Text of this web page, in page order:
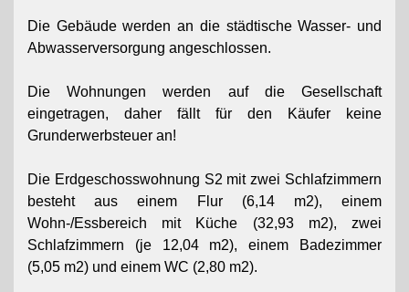
Die Gebäude werden an die städtische Wasser- und
Abwasserversorgung angeschlossen.
Die Wohnungen werden auf die Gesellschaft
eingetragen, daher fällt für den Käufer keine
Grunderwerbsteuer an!
Die Erdgeschosswohnung S2 mit zwei Schlafzimmern
besteht aus einem Flur (6,14 m2), einem
Wohn-/Essbereich mit Küche (32,93 m2), zwei
Schlafzimmern (je 12,04 m2), einem Badezimmer
(5,05 m2) und einem WC (2,80 m2).